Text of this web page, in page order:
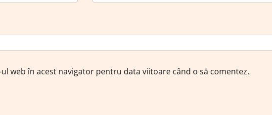
web în acest navigator pentru data viitoare când o să comentez.